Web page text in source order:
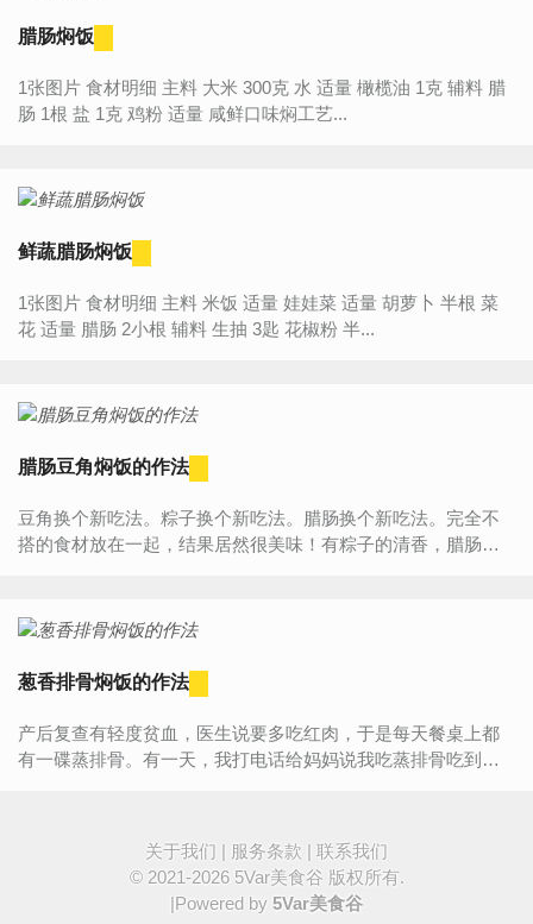
腊肠焖饭
1张图片 食材明细 主料 大米 300克 水 适量 橄榄油 1克 辅料 腊
肠 1根 盐 1克 鸡粉 适量 咸鲜口味焖工艺...
鲜蔬腊肠焖饭
1张图片 食材明细 主料 米饭 适量 娃娃菜 适量 胡萝卜 半根 菜
花 适量 腊肠 2小根 辅料 生抽 3匙 花椒粉 半...
腊肠豆角焖饭的作法
豆角换个新吃法。粽子换个新吃法。腊肠换个新吃法。完全不
搭的食材放在一起，结果居然很美味！有粽子的清香，腊肠的
葱香排骨焖饭的作法
产后复查有轻度贫血，医生说要多吃红肉，于是每天餐桌上都
有一碟蒸排骨。有一天，我打电话给妈妈说我吃蒸排骨吃到想
关于我们 | 服务条款 | 联系我们
© 2021-2026 5Var美食谷 版权所有.
|Powered by 5Var美食谷